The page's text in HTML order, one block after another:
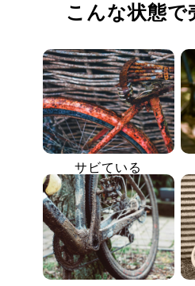
こんな状態で
サビている